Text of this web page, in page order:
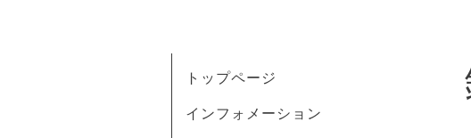
トップページ
インフォメーション